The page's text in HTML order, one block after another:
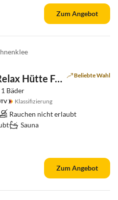
Zum Angebot
5-Sterne Blockhaus Relax Hütte Ferienhaus Beliebte Wahl
1 Bäder
Klassifizierung
Rauchen nicht erlaubt
Sauna
Zum Angebot